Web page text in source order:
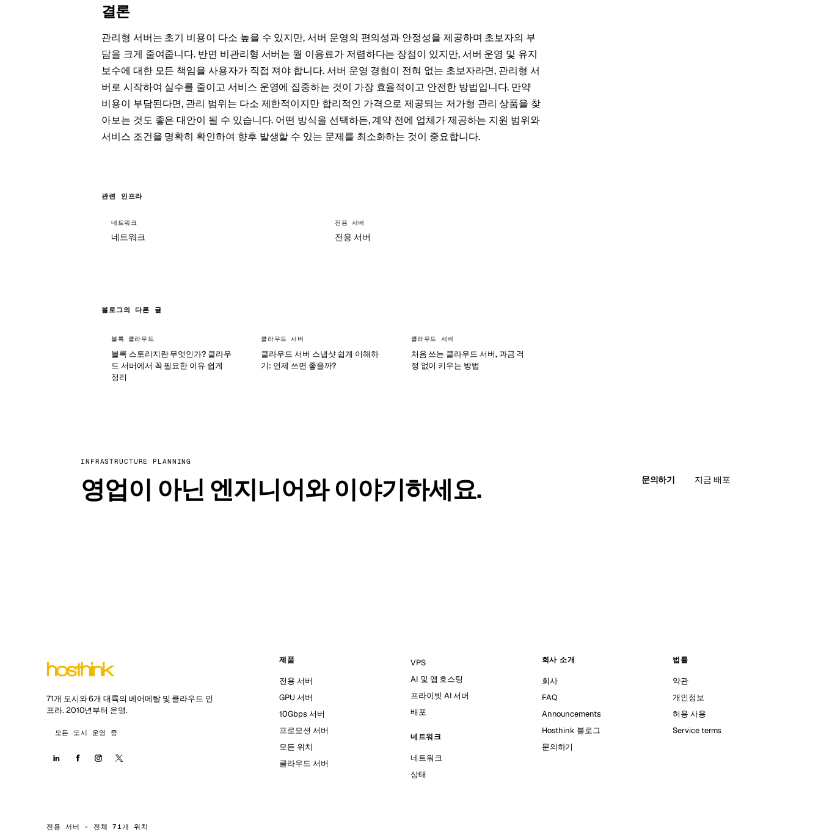
결론
관리형 서버는 초기 비용이 다소 높을 수 있지만, 서버 운영의 편의성과 안정성을 제공하며 초보자의 부
담을 크게 줄여줍니다. 반면 비관리형 서버는 월 이용료가 저렴하다는 장점이 있지만, 서버 운영 및 유지
보수에 대한 모든 책임을 사용자가 직접 져야 합니다. 서버 운영 경험이 전혀 없는 초보자라면, 관리형 서
버로 시작하여 실수를 줄이고 서비스 운영에 집중하는 것이 가장 효율적이고 안전한 방법입니다. 만약
비용이 부담된다면, 관리 범위는 다소 제한적이지만 합리적인 가격으로 제공되는 저가형 관리 상품을 찾
아보는 것도 좋은 대안이 될 수 있습니다. 어떤 방식을 선택하든, 계약 전에 업체가 제공하는 지원 범위와
서비스 조건을 명확히 확인하여 향후 발생할 수 있는 문제를 최소화하는 것이 중요합니다.
관련 인프라
네트워크
네트워크
전용 서버
전용 서버
블로그의 다른 글
블록 클라우드
블록 스토리지란 무엇인가? 클라우
드 서버에서 꼭 필요한 이유 쉽게
정리
클라우드 서버
클라우드 서버 스냅샷 쉽게 이해하
기: 언제 쓰면 좋을까?
클라우드 서버
처음 쓰는 클라우드 서버, 과금 걱
정 없이 키우는 방법
INFRASTRUCTURE PLANNING
영업이 아닌 엔지니어와 이야기하세요. 문의하기 지금 배포
71개 도시와 6개 대륙의 베어메탈 및 클라우드 인
프라. 2010년부터 운영.
모든 도시 운영 중
제품
전용 서버
GPU 서버
10Gbps 서버
프로모션 서버
모든 위치
클라우드 서버
VPS
AI 및 앱 호스팅
프라이빗 AI 서버
배포
네트워크
네트워크
상태
회사 소개
회사
FAQ
Announcements
Hosthink 블로그
문의하기
법률
약관
개인정보
허용 사용
Service terms
전용 서버 - 전체 71개 위치